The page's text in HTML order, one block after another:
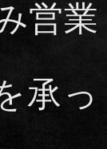
営業
承っ